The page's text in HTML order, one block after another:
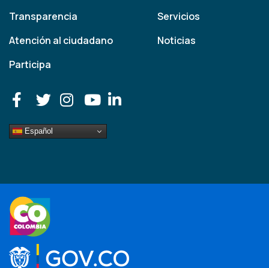
Transparencia
Atención al ciudadano
Participa
Servicios
Noticias
Español